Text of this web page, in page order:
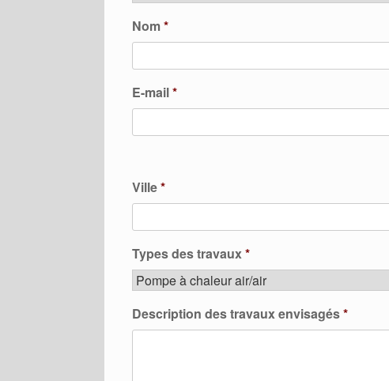
Nom*
E-mail*
Ville*
Types des travaux*
Description des travaux envisagés*